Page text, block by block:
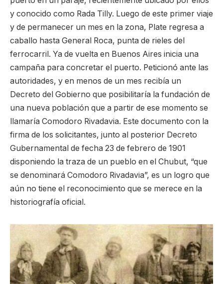
y conocido como Rada Tilly. Luego de este primer viaje
y de permanecer un mes en la zona, Plate regresa a
caballo hasta General Roca, punta de rieles del
ferrocarril. Ya de vuelta en Buenos Aires inicia una
campaña para concretar el puerto. Peticionó ante las
autoridades, y en menos de un mes recibía un
Decreto del Gobierno que posibilitaría la fundación de
una nueva población que a partir de ese momento se
llamaría Comodoro Rivadavia. Este documento con la
firma de los solicitantes, junto al posterior Decreto
Gubernamental de fecha 23 de febrero de 1901
disponiendo la traza de un pueblo en el Chubut, “que
se denominará Comodoro Rivadavia”, es un logro que
aún no tiene el reconocimiento que se merece en la
historiografía oficial.